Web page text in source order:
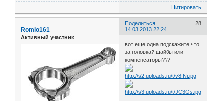
Цитировать
Поделиться
28
14.03.2013 22:24
Romio161
Активный участник
вот еще одна подскажите что
за головка? шайбы или
компенсаторы???